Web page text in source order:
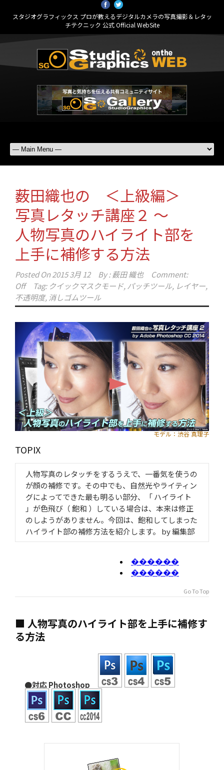
スタジオグラフィックス プロが教えるデジタルカメラの写真撮影＆レタッ
チテクニック 公式 Official WebSite
薮田織也の ＜上級編＞
写真レタッチ講座２ ～
人物写真のハイライト部を
上手に補修する方法
Posted On2015 3月 12 By : 薮田 織也
Comment:
Off
Tag: クイックマスクモード, パッチツール, レイヤー,
不透明度, 消しゴムツール
モデル：渋谷 真理子
TOPIX
人物写真のレタッチをするうえで、一番気を使うの
が顔の補修です。その中でも、自然光やライティン
グによってできた最も明るい部分、「 ハイライト
」が色飛び（ 飽和 ）している場合は、本来は修正
のしようがありません。今回は、飽和してしまった
ハイライト部の補修方法を紹介します。 by 編集部
Go To Top
■ 人物写真のハイライト部を上手に補修す
る方法
●対応 Photoshop